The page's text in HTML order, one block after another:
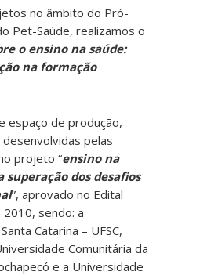
no âmbito do Pró-
Pet-Saúde, realizamos o
o ensino na saúde:
na formação
espaço de produção,
pelas
projeto “ensino na
superação dos desafios
”, aprovado no Edital
2010, sendo: a
Catarina – UFSC,
Comunitária da
e a Universidade